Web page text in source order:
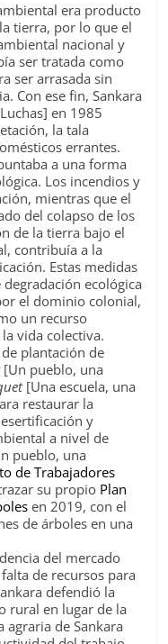
era producto
tierra, por lo que el
nacional y
ser tratada como
ser arrasada sin
Con ese fin, Sankara
en 1985
la tala
errantes.
a una forma
Los incendios y
mientras que el
del colapso de los
de la tierra bajo el
contribuía a la
Estas medidas
ecológica
el dominio colonial,
un recurso
vida colectiva.
plantación de
[Un pueblo, una
[Una escuela, una
restaurar la
y
a nivel de
pueblo, una
de Trabajadores
su propio Plan
en 2019, con el
de árboles en una
del mercado
de recursos para
defendió la
rural en lugar de la
de Sankara